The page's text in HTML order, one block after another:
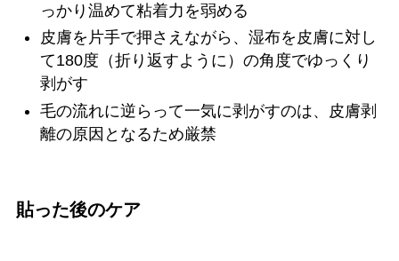
っかり温めて粘着力を弱める
皮膚を片手で押さえながら、湿布を皮膚に対し
て180度（折り返すように）の角度でゆっくり
剥がす
毛の流れに逆らって一気に剥がすのは、皮膚剥
離の原因となるため厳禁
貼った後のケア